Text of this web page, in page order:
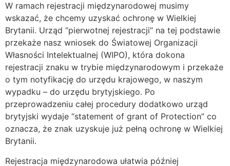
W ramach rejestracji międzynarodowej musimy
wskazać, że chcemy uzyskać ochronę w Wielkiej
Brytanii. Urząd “pierwotnej rejestracji” na tej podstawie
przekaże nasz wniosek do Światowej Organizacji
Własności Intelektualnej (WIPO), która dokona
rejestracji znaku w trybie międzynarodowym i przekaże
o tym notyfikację do urzędu krajowego, w naszym
wypadku – do urzędu brytyjskiego. Po
przeprowadzeniu całej procedury dodatkowo urząd
brytyjski wydaje “statement of grant of Protection” co
oznacza, że znak uzyskuje już pełną ochronę w Wielkiej
Brytanii.
Rejestracja międzynarodowa ułatwia później